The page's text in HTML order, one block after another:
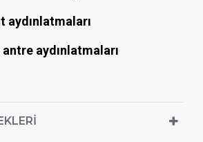
aydınlatmaları
aydınlatmaları